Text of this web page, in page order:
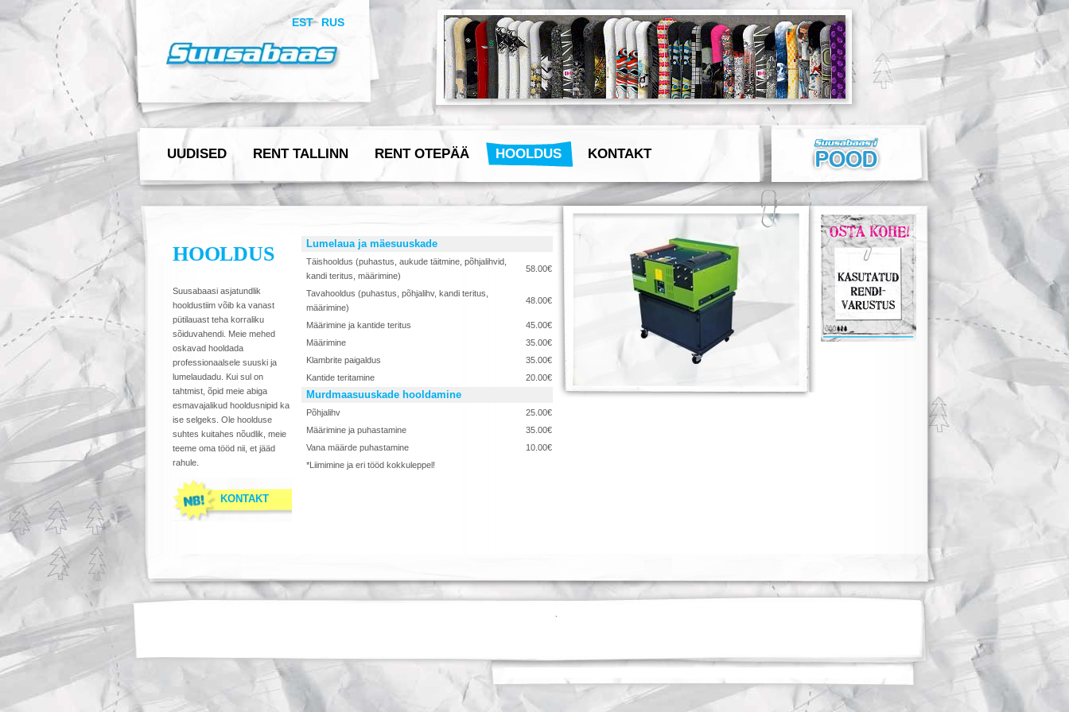
EST RUS
UUDISED RENT TALLINN RENT OTEPÄÄ HOOLDUS KONTAKT
HOOLDUS
Suusabaasi asjatundlik
hooldustiim võib ka vanast
pütilauast teha korraliku
sõiduvahendi. Meie mehed
oskavad hooldada
professionaalsele suuski ja
lumelaudadu. Kui sul on
tahtmist, õpid meie abiga
esmavajalikud hooldusnipid ka
ise selgeks. Ole hoolduse
suhtes kuitahes nõudlik, meie
teeme oma tööd nii, et jääd
rahule.
KONTAKT
Lumelaua ja mäesuuskade
Täishooldus (puhastus, aukude täitmine, põhjalihvid,
kandi teritus, määrimine)
58.00€
Tavahooldus (puhastus, põhjalihv, kandi teritus,
määrimine)
48.00€
Määrimine ja kantide teritus
45.00€
Määrimine
35.00€
Klambrite paigaldus
35.00€
Kantide teritamine
20.00€
Murdmaasuuskade hooldamine
Põhjalihv
25.00€
Määrimine ja puhastamine
35.00€
Vana määrde puhastamine
10.00€
*Liimimine ja eri tööd kokkuleppel!